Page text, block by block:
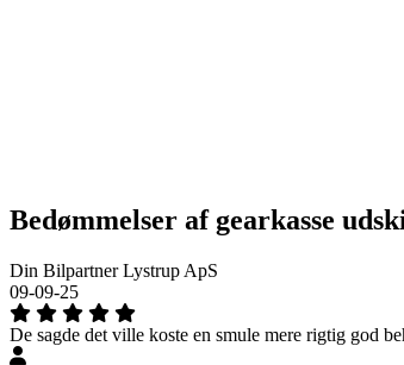
Bedømmelser af gearkasse
Din Bilpartner Lystrup ApS
09-09-25
De sagde det ville koste en smule mere rigtig god